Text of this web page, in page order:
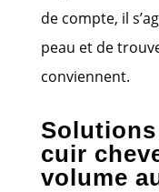
de compte, il
peau et de
conviennent.
cuir
volume